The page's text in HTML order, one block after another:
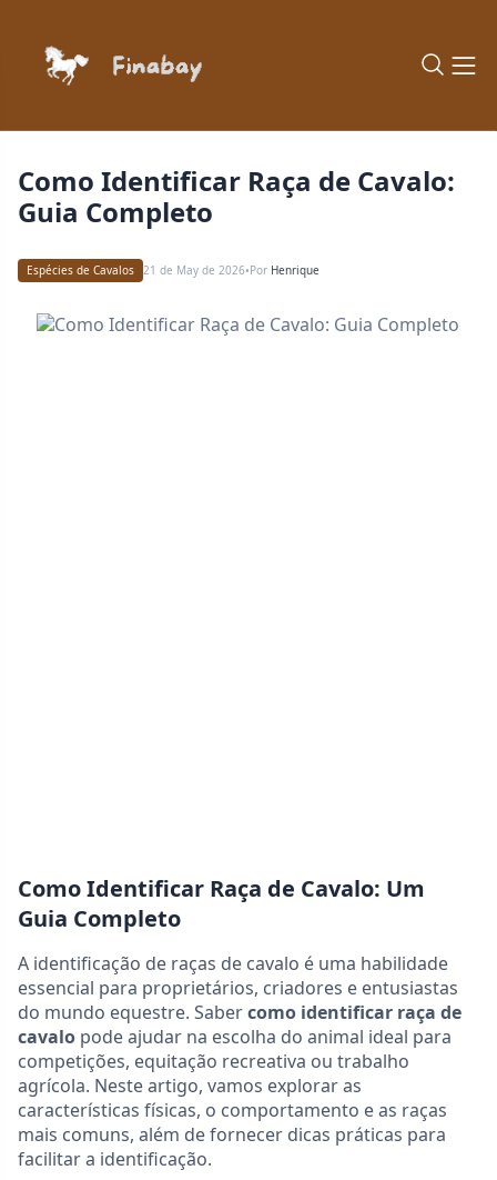
Espécies de Cavalos 21 de May de 2026•Por Henrique
Como Identificar Raça de Cavalo:
Guia Completo
Como Identificar Raça de Cavalo: Um
Guia Completo
A identificação de raças de cavalo é uma habilidade
essencial para proprietários, criadores e entusiastas
do mundo equestre. Sabercomo identificar raça de
cavalo pode ajudar na escolha do animal ideal para
competições, equitação recreativa ou trabalho
agrícola. Neste artigo, vamos explorar as
características físicas, o comportamento e as raças
mais comuns, além de fornecer dicas práticas para
facilitar a identificação.